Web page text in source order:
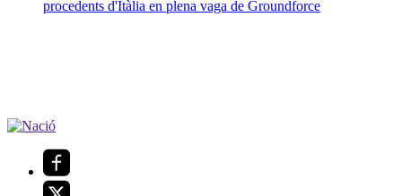
procedents d'Itàlia en plena vaga de Groundforce